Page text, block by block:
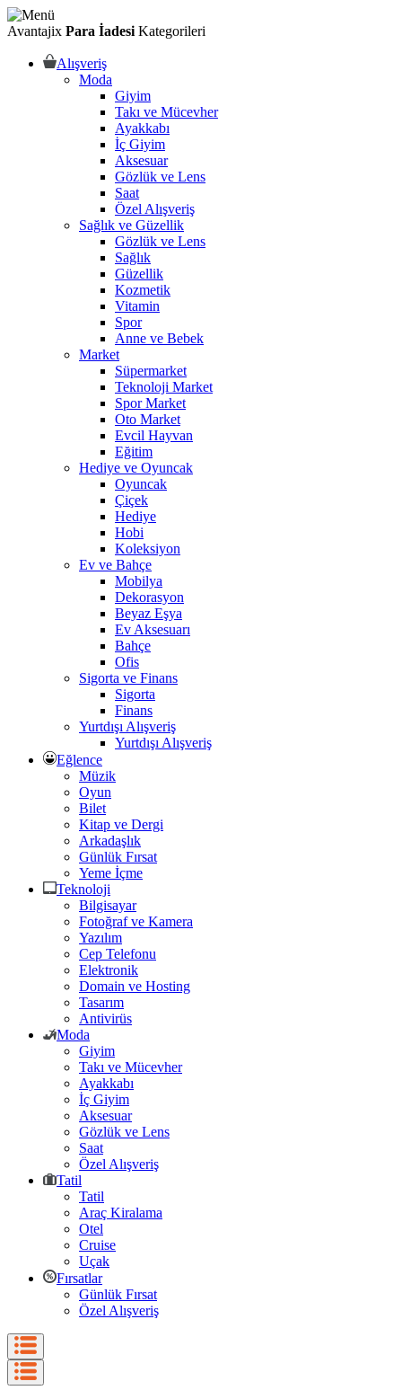
Avantajix Para İadesi Kategorileri
Alışveriş
Moda
Giyim
Takı ve Mücevher
Ayakkabı
İç Giyim
Aksesuar
Gözlük ve Lens
Saat
Özel Alışveriş
Sağlık ve Güzellik
Gözlük ve Lens
Sağlık
Güzellik
Kozmetik
Vitamin
Spor
Anne ve Bebek
Market
Süpermarket
Teknoloji Market
Spor Market
Oto Market
Evcil Hayvan
Eğitim
Hediye ve Oyuncak
Oyuncak
Çiçek
Hediye
Hobi
Koleksiyon
Ev ve Bahçe
Mobilya
Dekorasyon
Beyaz Eşya
Ev Aksesuarı
Bahçe
Ofis
Sigorta ve Finans
Sigorta
Finans
Yurtdışı Alışveriş
Yurtdışı Alışveriş
Eğlence
Müzik
Oyun
Bilet
Kitap ve Dergi
Arkadaşlık
Günlük Fırsat
Yeme İçme
Teknoloji
Bilgisayar
Fotoğraf ve Kamera
Yazılım
Cep Telefonu
Elektronik
Domain ve Hosting
Tasarım
Antivirüs
Moda
Giyim
Takı ve Mücevher
Ayakkabı
İç Giyim
Aksesuar
Gözlük ve Lens
Saat
Özel Alışveriş
Tatil
Tatil
Araç Kiralama
Otel
Cruise
Uçak
Fırsatlar
Günlük Fırsat
Özel Alışveriş